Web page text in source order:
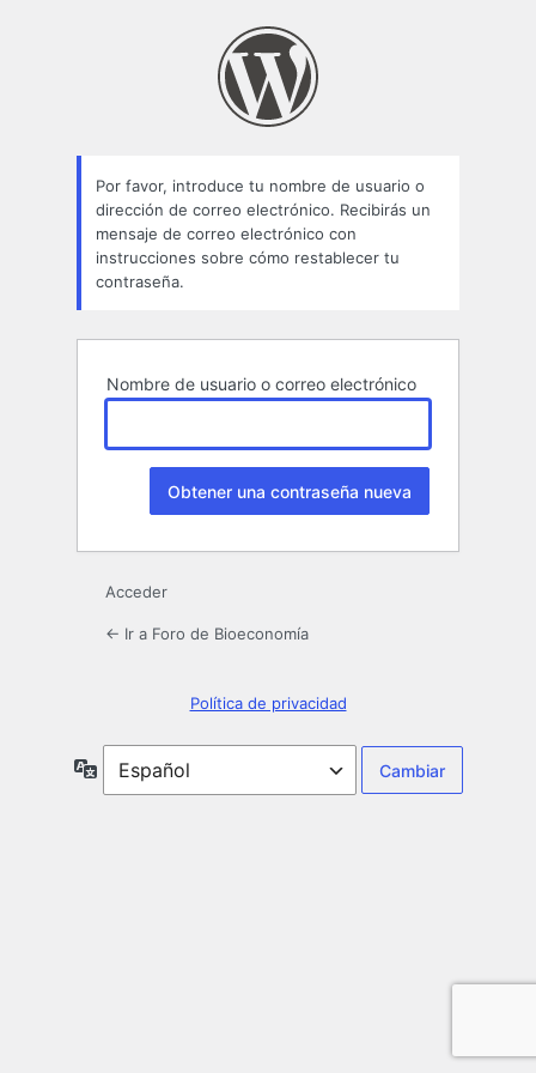
Por favor, introduce tu nombre de usuario o
dirección de correo electrónico. Recibirás un
mensaje de correo electrónico con
instrucciones sobre cómo restablecer tu
contraseña.
Nombre de usuario o correo electrónico
Acceder
← Ir a Foro de Bioeconomía
Política de privacidad
Idioma